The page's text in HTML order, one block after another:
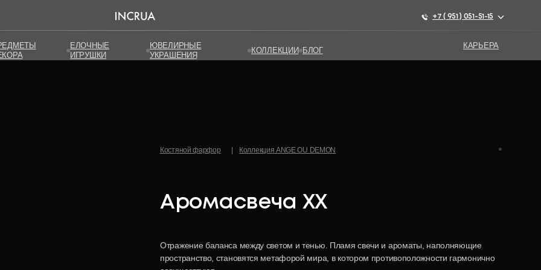
+7 ( 951 ) 051-51-15
БЛОГ
КОЛЛЕКЦИИ
ЮВЕЛИРНЫЕ
УКРАШЕНИЯ
ЕЛОЧНЫЕ
ИГРУШКИ
КАРЬЕРА
+7 ( 951 ) 051-51-15
БЛОГ
КОЛЛЕКЦИИ
ЮВЕЛИРНЫЕ
УКРАШЕНИЯ
ЕЛОЧНЫЕ
ИГРУШКИ
КАРЬЕРА
Коллекция ANGE OU DEMON
Костяной фарфор
Аромасвеча XX
Отражение баланса между светом и тенью. Пламя свечи и ароматы, наполняющие
пространство, становятся метафорой мира, в котором противоположности гармонично